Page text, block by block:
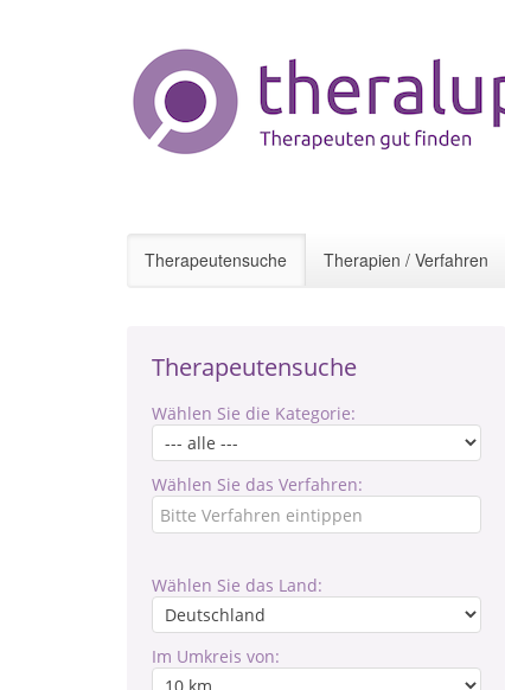
Therapeutensuche Therapien / Verfahren
Therapeutensuche
Wählen Sie die Kategorie:
Wählen Sie das Verfahren:
Wählen Sie das Land:
Im Umkreis von: